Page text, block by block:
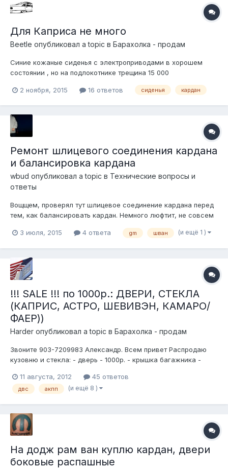
Для Каприса не много
Beetle опубликовал a topic в Барахолка - продам
Синие кожаные сиденья с электроприводами в хорошем
состоянии , но на подлокотнике трещина 15 000
воздушного фильтра 1500 воздухозаборник 1000 Кожух
маленький мост , требует замены зад...
2 ноября, 2015 16 ответов сиденья кардан
Ремонт шлицевого соединения кардана
и балансировка кардана
wbud опубликовал a topic в Технические вопросы и
ответы
Вощщем, проверял тут шлицевое соединение кардана перед
тем, как балансировать кардан. Немного люфтит, не совсем
не получится. Кардан составной с промежуточной опорой -
и который перед п...
3 июля, 2015 4 ответа gm шван (и ещё 1 )
!!! SALE !!! по 1000р.: ДВЕРИ, СТЕКЛА
(КАПРИС, АСТРО, ШЕВИВЭН, КАМАРО/
ФАЕР))
Harder опубликовал a topic в Барахолка - продам
Звоните 903-7209983 Александр. Всем привет Распродаю
кузовню и стекла: - дверь - 1000р. - крышка багажника -
стекло (каприс, фаер/камаро) - 2500р. - капот 1000 - 1500
(есть на фаер 3ген, Астро, Шевивэн, Каприс) Также много
11 августа, 2012 45 ответов
двс акпп (и ещё 8 )
На додж рам ван куплю кардан, двери
боковые распашные